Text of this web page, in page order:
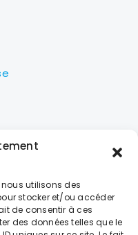
nous utilisons des
stocker et/ou accéder
de consentir à ces
des données telles que le